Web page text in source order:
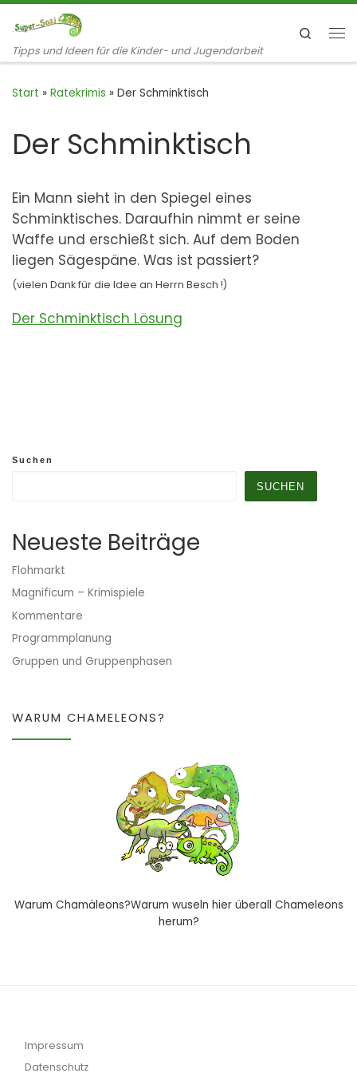
Zum Inhalt springen
Tipps und Ideen für die Kinder- und Jugendarbeit
Search
Start » Ratekrimis » Der Schminktisch
Der Schminktisch
Ein Mann sieht in den Spiegel eines
Schminktisches. Daraufhin nimmt er seine
Waffe und erschießt sich. Auf dem Boden
liegen Sägespäne. Was ist passiert?
(vielen Dank für die Idee an Herrn Besch !)
Der Schminktisch Lösung
Suchen
SUCHEN
Neueste Beiträge
Flohmarkt
Magnificum – Krimispiele
Kommentare
Programmplanung
Gruppen und Gruppenphasen
WARUM CHAMELEONS?
Warum Chamäleons?Warum wuseln hier überall Chameleons
herum?
Impressum
Datenschutz